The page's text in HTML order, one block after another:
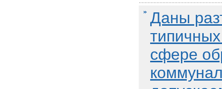
Даны
сфере